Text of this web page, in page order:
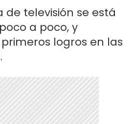
de televisión se está
a poco, y
logros en las